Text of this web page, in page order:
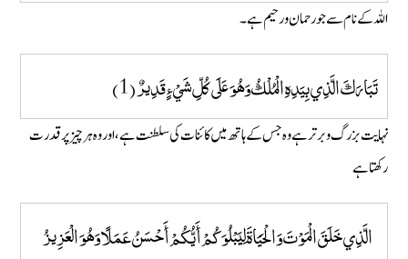
اللہ کے نام سے جو رحمان و رحیم ہے۔
تَبَارَكَ الَّذِي بِيَدِهِ الْمُلْكُ وَهُوَ عَلَى كُلِّ شَيْءٍ قَدِيرٌ (1)
نہایت بزرگ و برتر ہے وہ جس کے ہاتھ میں کائنات کی سلطنت ہے، اور وہ ہر چیز پر قدرت
رکھتا ہے
الَّذِي خَلَقَ الْمَوْتَ وَالْحَيَاةَ لِيَبْلُوَكُمْ أَيُّكُمْ أَحْسَنُ عَمَلًا وَهُوَ الْعَزِيزُ